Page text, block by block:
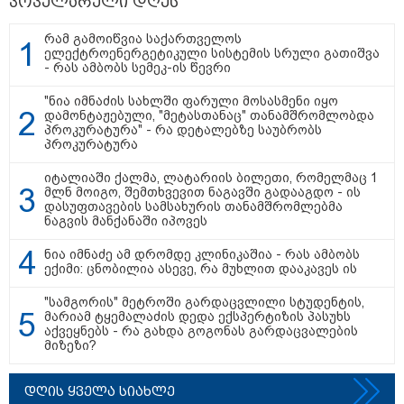
თბილისი - ჰერაკლიონი 1540.90
ლარიდან
თბილისი - ბუდაპეშტი 1283.80
ლარიდან
თბილისი - რომი 1573.70 ლარიდან
რამ გამოიწვია საქართველოს
ელექტროენერგეტიკული სისტემის სრული გათიშვა
- რას ამბობს სემეკ-ის წევრი
"ნია იმნაძის სახლში ფარული მოსასმენი იყო
დამონტაჟებული, "მეტასთანაც" თანამშრომლობდა
პროკურატურა" - რა დეტალებზე საუბრობს
პროკურატურა
იტალიაში ქალმა, ლატარიის ბილეთი, რომელმაც 1
მლნ მოიგო, შემთხვევით ნაგავში გადააგდო - ის
დასუფთავების სამსახურის თანამშრომლებმა
ნაგვის მანქანაში იპოვეს
ნია იმნაძე ამ დრომდე კლინიკაშია - რას ამბობს
ექიმი: ცნობილია ასევე, რა მუხლით დააკავეს ის
"სამგორის" მეტროში გარდაცვლილი სტუდენტის,
მარიამ ტყემალაძის დედა ექსპერტიზის პასუხს
აქვეყნებს - რა გახდა გოგონას გარდაცვალების
მიზეზი?
დღის ყველა სიახლე